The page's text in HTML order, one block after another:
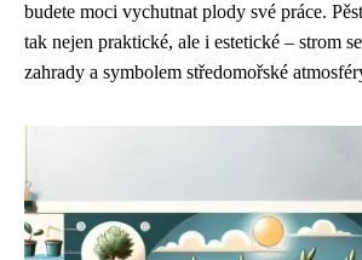
budete moci vychutnat plody své práce.
tak nejen praktické, ale i estetické – strom
zahrady a symbolem středomořské